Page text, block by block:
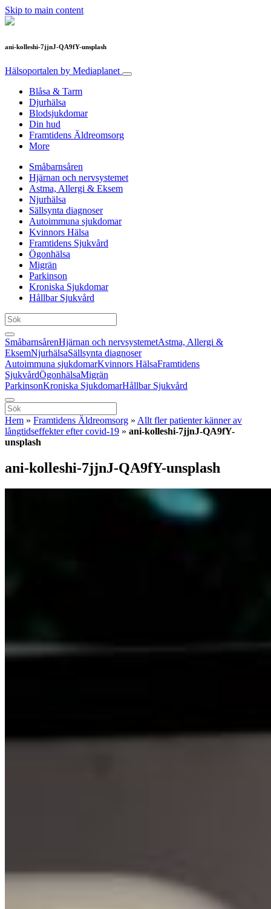
Skip to main content
ani-kolleshi-7jjnJ-QA9fY-unsplash
Hälsoportalen by Mediaplanet
Blåsa & Tarm
Djurhälsa
Blodsjukdomar
Din hud
Framtidens Äldreomsorg
More
Småbarnsåren
Hjärnan och nervsystemet
Astma, Allergi & Eksem
Njurhälsa
Sällsynta diagnoser
Autoimmuna sjukdomar
Kvinnors Hälsa
Framtidens Sjukvård
Ögonhälsa
Migrän
Parkinson
Kroniska Sjukdomar
Hållbar Sjukvård
SmåbarnsårenHjärnan och nervsystemetAstma, Allergi &
EksemNjurhälsaSällsynta diagnoser
Autoimmuna sjukdomarKvinnors HälsaFramtidens
SjukvårdÖgonhälsaMigrän
ParkinsonKroniska SjukdomarHållbar Sjukvård
Hem » Framtidens Äldreomsorg » Allt fler patienter känner av
långtidseffekter efter covid-19 » ani-kolleshi-7jjnJ-QA9fY-
unsplash
ani-kolleshi-7jjnJ-QA9fY-unsplash